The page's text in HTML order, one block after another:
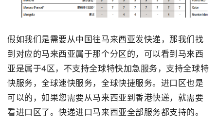
假如我们是需要从中国往马来西亚发快递，那我们找
到对应的马来西亚属于那个分区的，可以看到马来西
亚是属于4区，不支持全球特快加急服务，支持全球特
快服务，全球速快服务，全球快捷服务。进口区也是
可以的，如果您需要从马来西亚到香港快递，就需要
看进口区了。快递进口马来西亚全部服务都支持的。